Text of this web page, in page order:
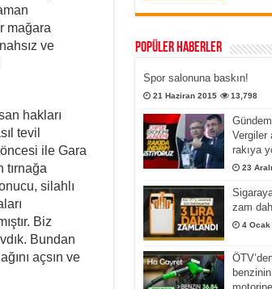
mağara
ve
hakları
tevil
ile Gara
tırnağa
silahlı
Biz
Bundan
açsın ve
Popüler Haberler
Spor salonuna baskın!
21 Haziran 2015 13,798
Vergiler
rakıya
23
zam
4 Ocak